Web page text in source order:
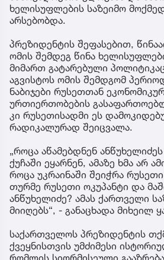
ხელისუფლების საზეიმო
არსებობდა.
პრეზიდენტის შეფასებით,
ომის შემდეგ წინა
მიმართ გატარებული
აგვისტოს ომის შემდგომ
ნაბიჯები რუსეთთან
ურთიერთობების
კი რუსეთისადმი ეს
რადიკალურად შეიცვალა.
„როცა აწამებდნენ
ქუჩაში ეყარნენ, ამაზე ხმა არ
როცა უკრაინაში შეიჭრა
თურმე რუსეთი ოკუპანტი და
ანწუხელიძე? ამას ქართველი
მიიღებს“, - განაცხადა მიხეილ
საქართველოს პრეზიდენტის
ქვეყნისთვის უმძიმესი
რომლის სიღრმისეული